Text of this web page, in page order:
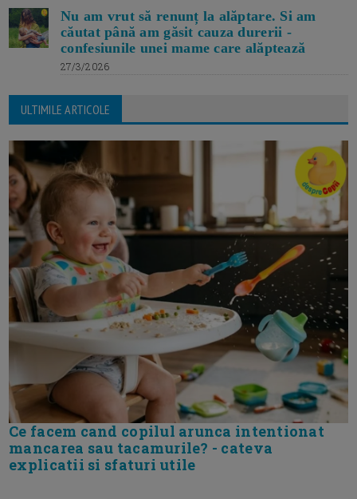
Nu am vrut să renunț la alăptare. Si am
căutat până am găsit cauza durerii -
confesiunile unei mame care alăptează
27/3/2026
ULTIMILE ARTICOLE
Ce facem cand copilul arunca intentionat
mancarea sau tacamurile? - cateva
explicatii si sfaturi utile